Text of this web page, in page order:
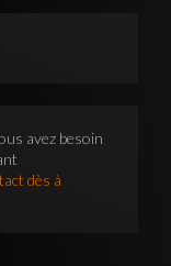
avez besoin
dès à